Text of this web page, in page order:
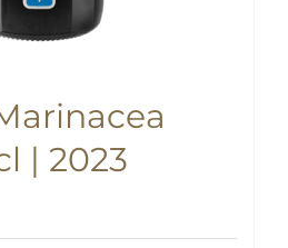
| 2023